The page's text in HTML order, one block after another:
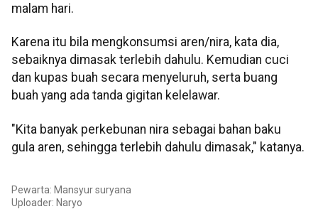
malam hari.
Karena itu bila mengkonsumsi aren/nira, kata dia,
sebaiknya dimasak terlebih dahulu. Kemudian cuci
dan kupas buah secara menyeluruh, serta buang
buah yang ada tanda gigitan kelelawar.
"Kita banyak perkebunan nira sebagai bahan baku
gula aren, sehingga terlebih dahulu dimasak," katanya.
Pewarta: Mansyur suryana
Uploader: Naryo